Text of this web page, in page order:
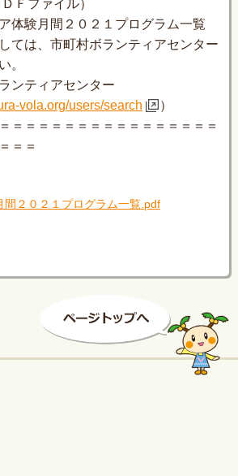
Ｆファイル）
験月間２０２１プログラム一覧
は、市町村ボランティアセンター
。
ンティアセンター
vola.org/users/search
）
＝＝＝＝＝＝＝＝＝＝＝＝＝＝＝＝
＝＝
間２０２１プログラム一覧.pdf